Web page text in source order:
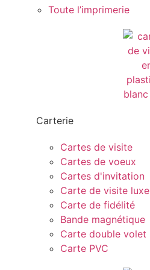
Toute l’imprimerie
Carterie
Cartes de visite
Cartes de voeux
Cartes d'invitation
Carte de visite luxe
Carte de fidélité
Bande magnétique
Carte double volet
Carte PVC